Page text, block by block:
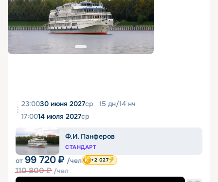
23:0030 июня 2027ср 15 дн/14 нч
17:0014 июля 2027ср
Ф.И. Панферов
СТАНДАРТ
от 99 720 ₽ /чел
110 800₽ /чел
+2 027